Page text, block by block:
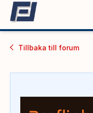
Tillbaka till forum